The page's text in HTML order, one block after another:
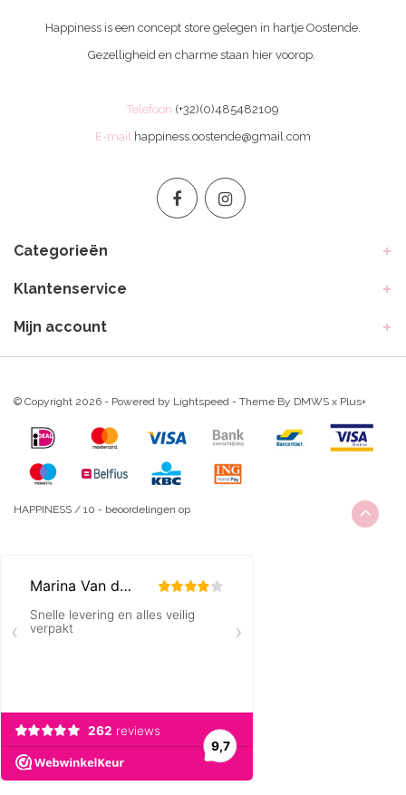
Happiness is een concept store gelegen in hartje Oostende.
Gezelligheid en charme staan hier voorop.
Telefoon (+32)(0)485482109
E-mail happiness.oostende@gmail.com
Categorieën
Klantenservice
Mijn account
© Copyright 2026 - Powered by Lightspeed - Theme By DMWS x Plus+
HAPPINESS / 10 - beoordelingen op